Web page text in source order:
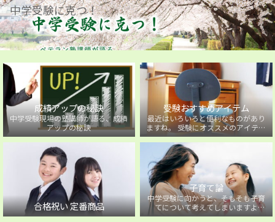
中学受験に克つ！
成績アップの秘訣
中学受験現場の塾講師が語る、成績
アップの秘訣
受験おすすめアイテム
最近はいろいろと便利なものがあり
ますね。 受験にオススメのアイテム
を紹介しています。
合格祝い 定番商品
子育て論
中学受験に向かうと、そもそも子育
てについて考えてしまいますよ
ね・・・。中学受験に向かうお子様